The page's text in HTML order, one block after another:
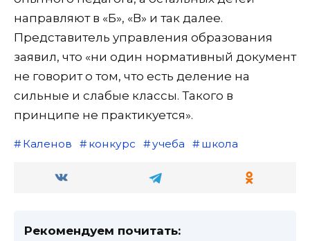
направляют в «Б», «В» и так далее.
Представитель управления образования
заявил, что «ни один нормативный документ
не говорит о том, что есть деление на
сильные и слабые классы. Такого в
принципе не практикуется».
Каленов конкурс учеба школа
Рекомендуем почитать: